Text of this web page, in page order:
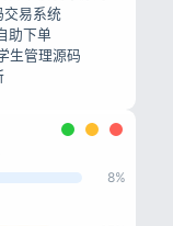
交易系统
助下单
生管理源码
8%